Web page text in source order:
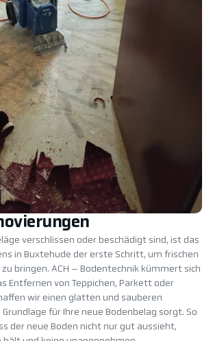
verschlissen oder beschädigt sind, ist das
in Buxtehude der erste Schritt, um frischen
bringen. ACH – Bodentechnik kümmert sich
Entfernen von Teppichen, Parkett oder
wir einen glatten und sauberen
für Ihre neue Bodenbelag sorgt. So
der neue Boden nicht nur gut aussieht,